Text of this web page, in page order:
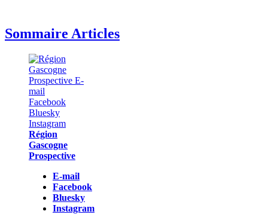
Sommaire Articles
Région
Gascogne
Prospective
E-mail
Facebook
Bluesky
Instagram